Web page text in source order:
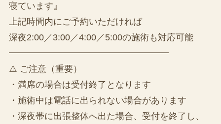
寝ています』
上記時間内にご予約いただければ
深夜2:00／3:00／4:00／5:00の施術も対応可能
━━━━━━━━━━━━━━━━━━
⚠️ ご注意（重要）
・満席の場合は受付終了となります
・施術中は電話に出られない場合があります
・深夜帯に出張整体へ出た場合、受付を終了し、